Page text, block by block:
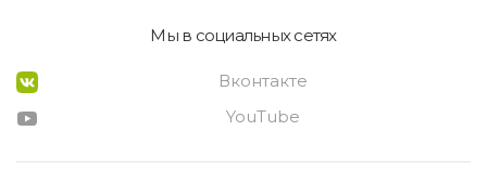
Мы в социальных сетях
Вконтакте
YouTube